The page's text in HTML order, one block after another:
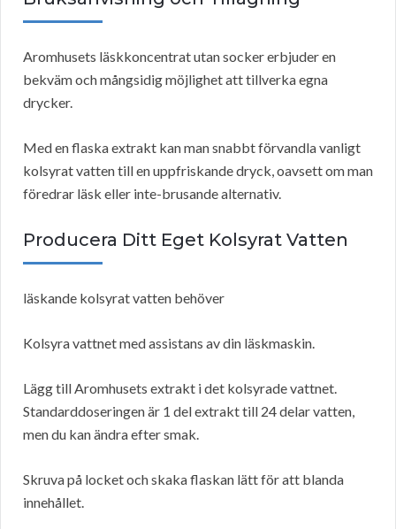
Aromhusets läskkoncentrat utan socker erbjuder en
bekväm och mångsidig möjlighet att tillverka egna
drycker.
Med en flaska extrakt kan man snabbt förvandla vanligt
kolsyrat vatten till en uppfriskande dryck, oavsett om man
föredrar läsk eller inte-brusande alternativ.
Producera Ditt Eget Kolsyrat Vatten
läskande kolsyrat vatten behöver
Kolsyra vattnet med assistans av din läskmaskin.
Lägg till Aromhusets extrakt i det kolsyrade vattnet.
Standarddoseringen är 1 del extrakt till 24 delar vatten,
men du kan ändra efter smak.
Skruva på locket och skaka flaskan lätt för att blanda
innehållet.